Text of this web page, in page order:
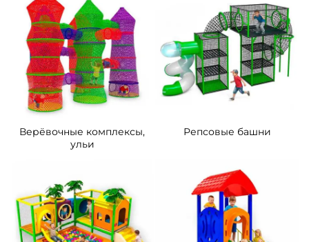
Верёвочные комплексы,
ульи
Репсовые башни